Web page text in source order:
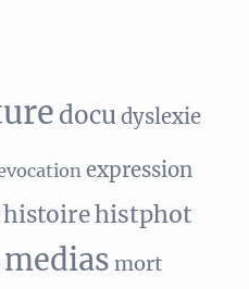
docudyslexie
expression
histoirehistphot
medias mort